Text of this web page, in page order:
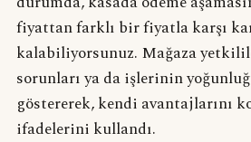
fiyattan farklı bir fiyatla karşı
kalabiliyorsunuz. Mağaza
sorunları ya da işlerinin
göstererek, kendi avantajlarını
ifadelerini kullandı.